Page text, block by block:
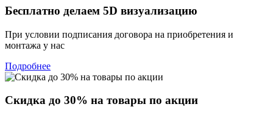
Бесплатно делаем 5D визуализацию
При условии подписания договора на приобретения и
монтажа у нас
Подробнее
Скидка до 30% на товары по акции